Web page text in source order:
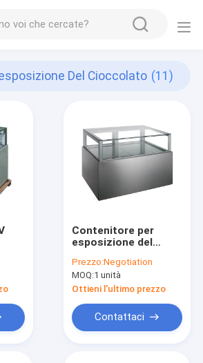
Del Cioccolato (11)
Contenitore per
esposizione del
refrigerato
frigorifero
commerciale del
cioccolato degli ss
R134a
Prezzo:Negotiation
MOQ:1 unità
Ottieni l'ultimo prezzo
Contattaci